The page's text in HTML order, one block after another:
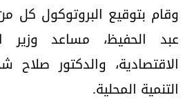
وقام بتوقيع البروتوكول
عبد الحفيظ، مساعد وزير
الاقتصادية، والدكتور صلاح
التنمية المحلية.